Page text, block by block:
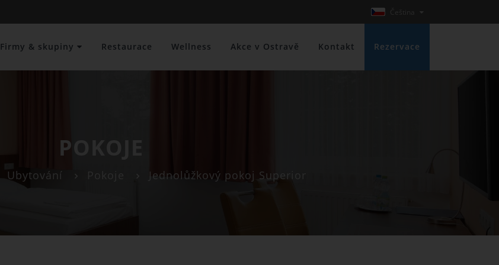
Firmy & skupiny Restaurace Wellness Akce v Ostravě Kontakt Rezervace
POKOJE
Ubytování Jednolůžkový pokoj Superior